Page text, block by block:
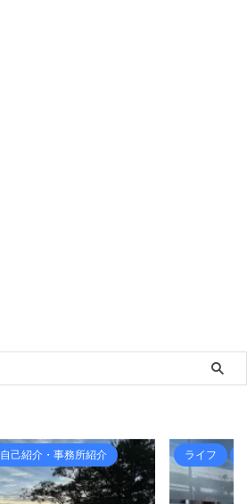
自己紹介・事務所紹介 ライフ